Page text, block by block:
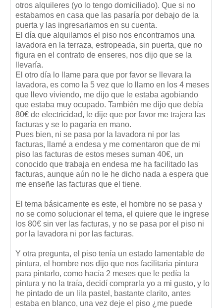
Diccionario
Usuario
Entrar / Salir
Mis boletines
otros alquileres (yo lo tengo domiciliado). Que si no
estabamos en casa que las pasaría por debajo de la
puerta y las ingresariamos en su cuenta.
El día que alquilamos el piso nos encontramos una
lavadora en la terraza, estropeada, sin puerta, que no
figura en el contrato de enseres, nos dijo que se la
llevaría.
El otro día lo llame para que por favor se llevara la
lavadora, es como la 5 vez que lo llamo en los 4 meses
que llevo viviendo, me dijo que le estaba agobiando
que estaba muy ocupado. También me dijo que debía
80€ de electricidad, le dije que por favor me trajera las
facturas y se lo pagaría en mano.
Pues bien, ni se pasa por la lavadora ni por las
facturas, llamé a endesa y me comentaron que de mi
piso las facturas de estos meses suman 40€, un
conocido que trabaja en endesa me ha facilitado las
facturas, aunque aún no le he dicho nada a espera que
me enseñe las facturas que el tiene.
El tema básicamente es este, el hombre no se pasa y
no se como solucionar el tema, el quiere que le ingrese
los 80€ sin ver las facturas, y no se pasa por el piso ni
por la lavadora ni por las facturas.
Y otra pregunta, el piso tenía un estado lamentable de
pintura, el hombre nos dijo que nos facilitaria pintura
para pintarlo, como hacía 2 meses que le pedía la
pintura y no la traía, decidí comprarla yo a mi gusto, y lo
he pintado de un lila pastel, bastante clarito, antes
estaba en blanco, una vez deje el piso ¿me puede